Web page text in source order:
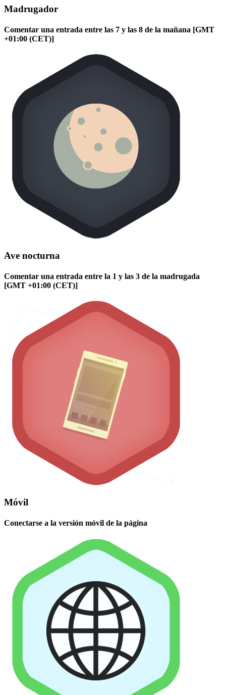
Madrugador
Comentar una entrada entre las 7 y las 8 de la mañana [GMT
+01:00 (CET)]
Ave nocturna
Comentar una entrada entre la 1 y las 3 de la madrugada
[GMT +01:00 (CET)]
Móvil
Conectarse a la versión móvil de la página